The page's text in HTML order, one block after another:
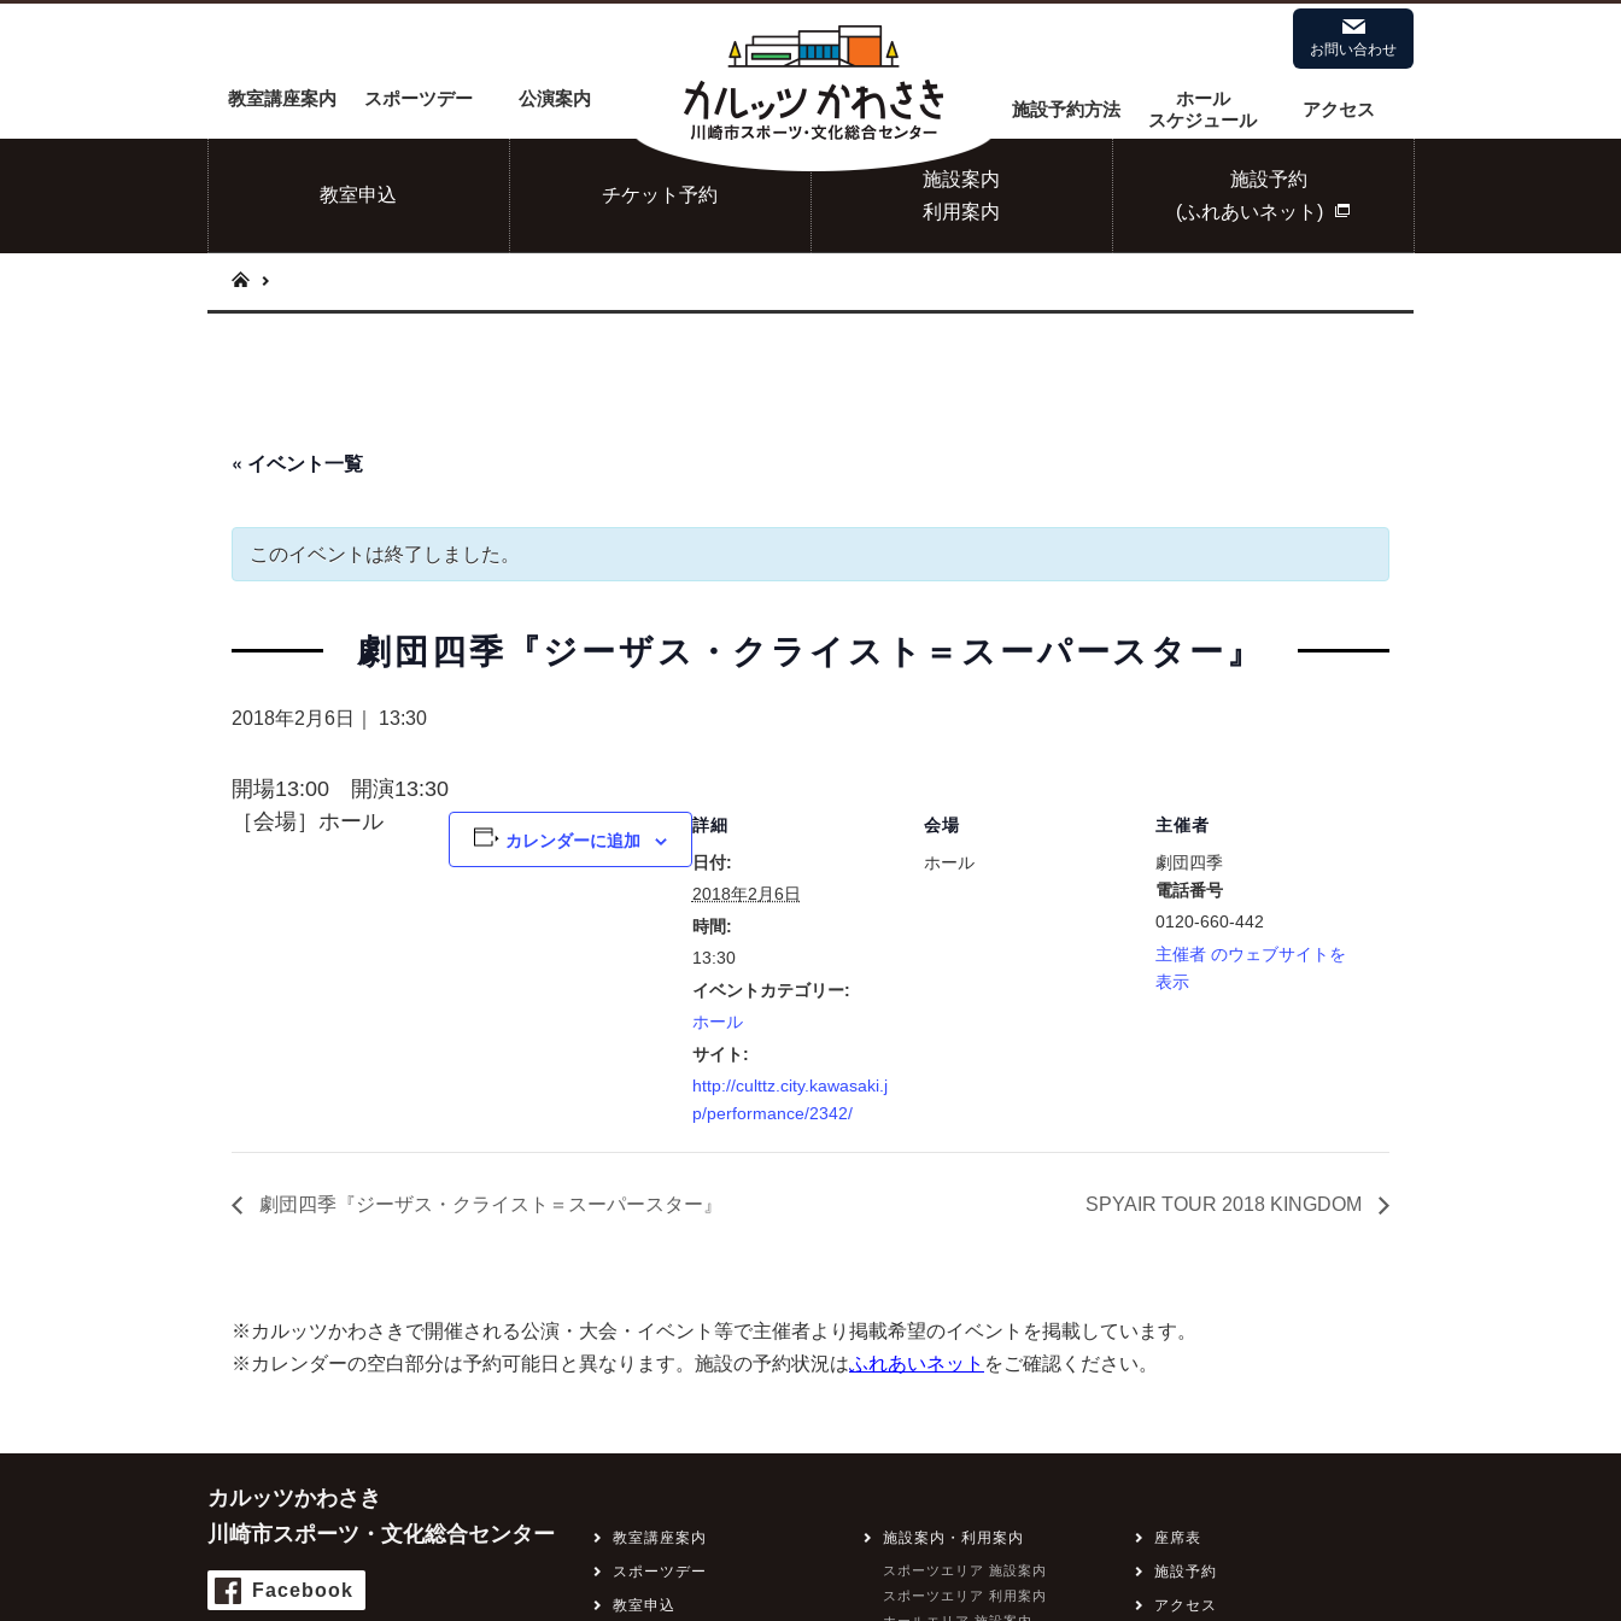
お問い合わせ
教室講座案内 スポーツデー 公演案内
施設予約方法
ホール
スケジュール
アクセス
教室申込 チケット 予約
施設案内
利用案内
施設予約
(ふれあいネット)
« イベント一覧
このイベントは終了しました。
劇団四季『ジーザス・クライスト＝スーパースター』
2018年2月6日｜ 13:30
開場13:00 開演13:30
［会場］ホール
カレンダーに追加
詳細
日付:
2018年2月6日
時間:
13:30
イベントカテゴリー:
ホール
サイト:
http://culttz.city.kawasaki.j
p/performance/2342/
会場
ホール
主催者
劇団四季
電話番号
0120-660-442
主催者 のウェブサイトを
表示
劇団四季『ジーザス・クライスト＝スーパースター』 SPYAIR TOUR 2018 KINGDOM
※カルッツかわさきで開催される公演・大会・イベント等で主催者より掲載希望のイベントを掲載しています。
※カレンダーの空白部分は予約可能日と異なります。施設の予約状況はふれあいネット をご確認ください。
カルッツかわさき
川崎市スポーツ・文化総合センター
Facebook
教室講座案内
スポーツデー
教室申込
施設案内・利用案内
スポーツエリア 施設案内
スポーツエリア 利用案内
座席表
施設予約
アクセス